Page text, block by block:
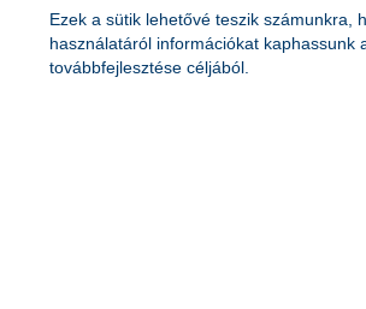
Ezek a sütik lehetővé teszik számunkra,
használatáról információkat kaphassunk
továbbfejlesztése céljából.